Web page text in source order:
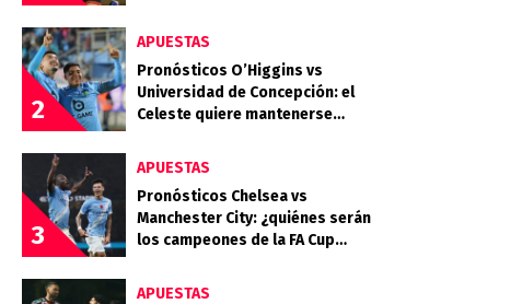
Mecánico
2
APUESTAS
Pronósticos O’Higgins vs
Universidad de Concepción: el
Celeste quiere mantenerse
3
APUESTAS
Pronósticos Chelsea vs
Manchester City: ¿quiénes serán
los campeones de la FA Cup
APUESTAS